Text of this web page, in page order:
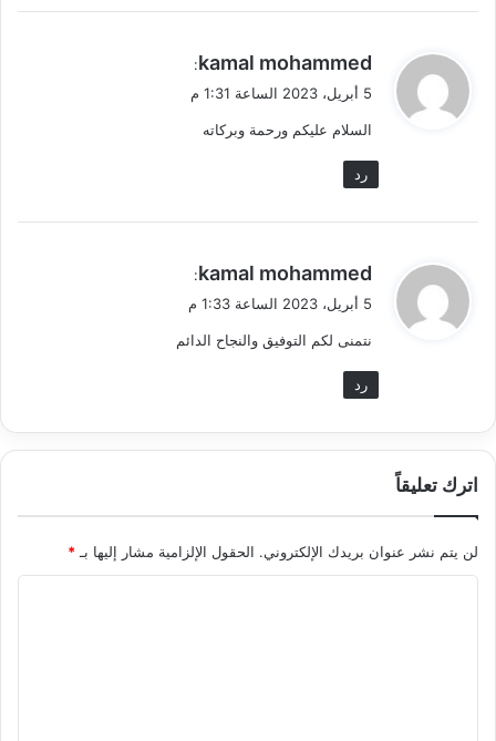
ي
ق
ل
kamal mohammed
:
5 أبريل، 2023 الساعة 1:31 م
السلام عليكم ورحمة وبركاته
رد
ي
ق
ل
kamal mohammed
:
5 أبريل، 2023 الساعة 1:33 م
نتمنى لكم التوفيق والنجاح الدائم
رد
اترك تعليقاً
لن يتم نشر عنوان بريدك الإلكتروني. الحقول الإلزامية مشار إليها بـ*